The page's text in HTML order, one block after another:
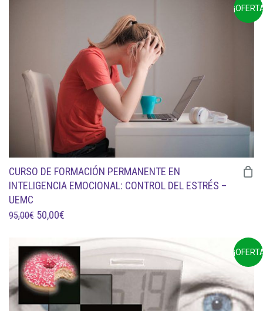
CURSO DE FORMACIÓN PERMANENTE EN
INTELIGENCIA EMOCIONAL: CONTROL DEL ESTRÉS –
UEMC
95,00€ EL
ORIGINAL
ERA:
95,00€.
50,00€
ACTUAL
ES:
50,00€.